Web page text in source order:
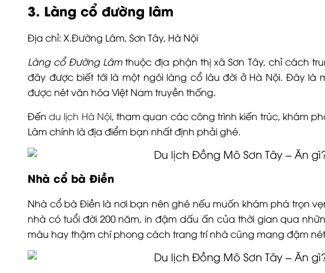
3. Làng cổ đường lâm
Địa chỉ: X.Đường Lâm, Sơn Tây, Hà Nội
Làng cổ Đường Lâmthuộc địa phận thị xã Sơn Tây, chỉ cách
đây được biết tới là một ngôi làng cổ lâu đời ở Hà Nội. Đây là
được nét văn hóa Việt Nam truyền thống.
Đếndu lịch Hà Nội, tham quan các công trình kiến trúc, khám
Lâm chính là địa điểm bạn nhất định phải ghé.
Nhà cổ bà Điền
Nhà cổ bà Điền là nơi bạn nên ghé nếu muốn khám phá trọn
nhà có tuổi đời 200 năm, in đậm dấu ấn của thời gian qua
màu hay thậm chí phong cách trang trí nhà cũng mang đậm